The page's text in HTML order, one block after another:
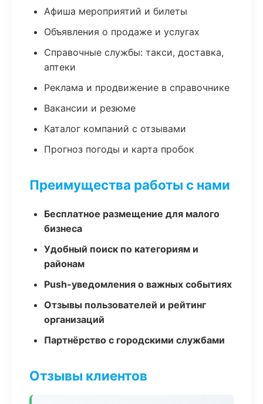
Афиша мероприятий и билеты
Объявления о продаже и услугах
Справочные службы: такси, доставка,
аптеки
Реклама и продвижение в справочнике
Вакансии и резюме
Каталог компаний с отзывами
Прогноз погоды и карта пробок
Преимущества работы с нами
Бесплатное размещение для малого
бизнеса
Удобный поиск по категориям и
районам
Push-уведомления о важных событиях
Отзывы пользователей и рейтинг
организаций
Партнёрство с городскими службами
Отзывы клиентов